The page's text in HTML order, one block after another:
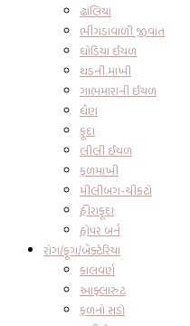
ઢાંલિયા
ભીંગડાવાળી જીવાત
ઘોડિયા ઈયળ
થડની માખી
ગાભમારાની ઈયળ
ધૈણ
ફૂદા
લીલી ઈયળ
ફળમાખી
મીલીબગ-ચીકટો
હીરાફૂદા
હોપર બર્ન
રોગ/ફૂગ/બેક્ટેરિયા
કાલવર્ણ
આફ્લારુટ
ફળનો સડો